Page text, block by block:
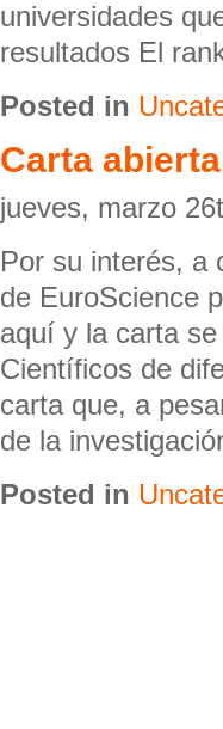
universidades
resultados El
Posted in
Carta
jueves, marzo
Por su interés, a
de EuroScience
aquí y la carta
Científicos de
carta que, a
de la
Posted in